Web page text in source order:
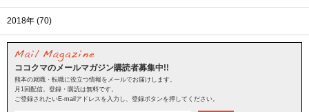
2018年 (70)
ココクマのメールマガジン購読者募集中!!
熊本の就職・転職に役立つ情報をメールでお届けします。
月1回配信。登録・購読は無料です。
ご登録されたいE-mailアドレスを入力し、登録ボタンを押してください。